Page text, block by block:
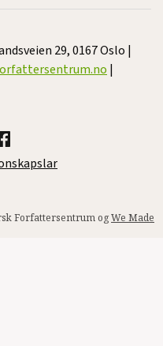
29, 0167 Oslo |
|
Forfattersentrum ogWe Made